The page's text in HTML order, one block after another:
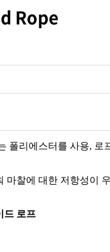
Rope
폴리에스터를 사용, 로
마찰에 대한 저항성이
드 로프